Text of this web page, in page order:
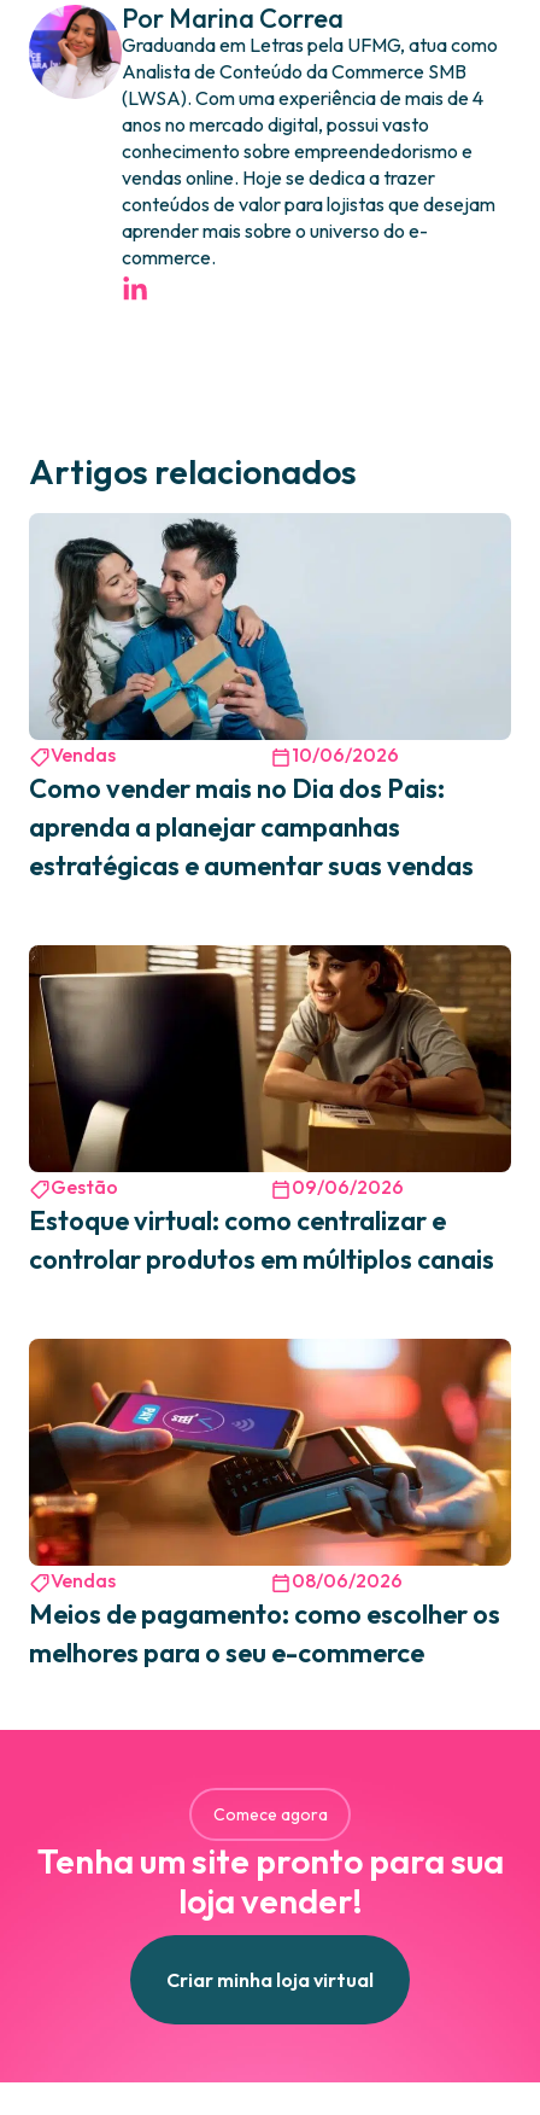
Por Marina Correa
Graduanda em Letras pela UFMG, atua como
Analista de Conteúdo da Commerce SMB
(LWSA). Com uma experiência de mais de 4
anos no mercado digital, possui vasto
conhecimento sobre empreendedorismo e
vendas online. Hoje se dedica a trazer
conteúdos de valor para lojistas que desejam
aprender mais sobre o universo do e-
commerce.
Artigos relacionados
Vendas 10/06/2026
Como vender mais no Dia dos Pais:
aprenda a planejar campanhas
estratégicas e aumentar suas vendas
Gestão 09/06/2026
Estoque virtual: como centralizar e
controlar produtos em múltiplos canais
Vendas 08/06/2026
Meios de pagamento: como escolher os
melhores para o seu e-commerce
Comece agora
Tenha um site pronto para sua
loja vender!
Criar minha loja virtual